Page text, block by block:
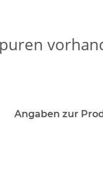
Angaben zur